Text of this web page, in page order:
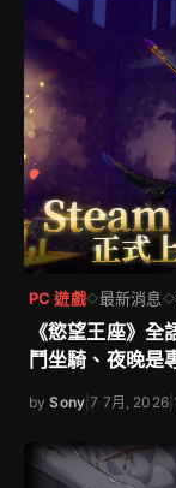
PC 遊戲◇最新消息 ◇
《慾望王座》
鬥坐騎、夜晚是
bySony |7 7月, 2026|